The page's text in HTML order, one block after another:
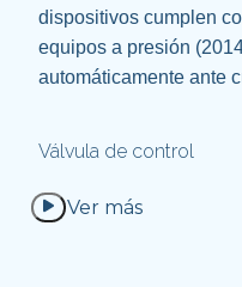
dispositivos cumplen
equipos a presión
automáticamente ante
Válvula de control
Ver más